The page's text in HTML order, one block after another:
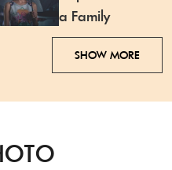
a Family
SHOW MORE